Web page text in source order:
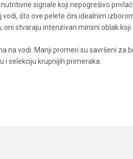
signale koji nepogrešivo
što ove pelete čini idealnim
stvaraju intenzivan mirisni oblak koji
na vodi. Manji promeri su savršeni za
i selekciju krupnijih primeraka.